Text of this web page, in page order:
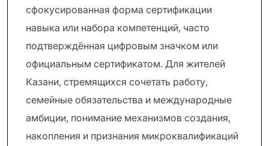
сфокусированная форма сертификации
навыка или набора компетенций, часто
подтверждённая цифровым значком или
официальным сертификатом. Для жителей
Казани, стремящихся сочетать работу,
семейные обязательства и международные
амбиции, понимание механизмов создания,
накопления и признания микроквалификаций